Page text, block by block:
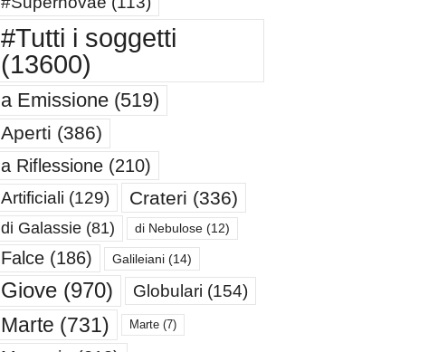
#Tutti i soggetti
(13600)
a Emissione(519)
Aperti (386)
a Riflessione(210)
Artificiali (129) Crateri (336)
di Galassie(81) di Nebulose(12)
Falce(186) Galileiani(14)
Giove(970) Globulari (154)
Marte (731) Marte(7)